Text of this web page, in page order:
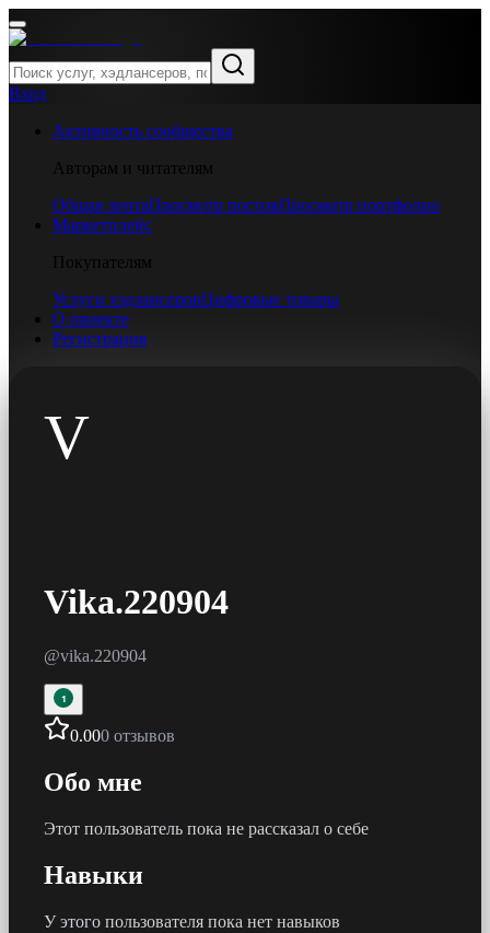
Вход
Активность сообщества
Авторам и читателям
Общая лентаПросмотр постовПросмотр портфолио
Маркетплейс
Покупателям
Услуги хэдлансеровЦифровые товары
О проекте
Регистрация
V
Vika.220904
@vika.220904
1
0.000 отзывов
Обо мне
Этот пользователь пока не рассказал о себе
Навыки
У этого пользователя пока нет навыков